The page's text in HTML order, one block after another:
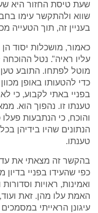
שעת טיסת החזור היא
שווא ולהתקשר עימו
בעניין זה, תוך הטעייה
כאמור, מושכלות יסוד
עליו ראיה". נטל
מוטל לפתחו. התובע טען
כדי להטעותו באופן
בפניי באתי לקבוע, כי
טענתו זו. נהפוך הוא.
והוכח, כי הנתבעות
הנתונים שהיו בידיהן
טענתו.
בהקשר זה מצאתי את
ואמינות, ראויות
האמת עלו מהן. זאת
עיגונן הראייתי